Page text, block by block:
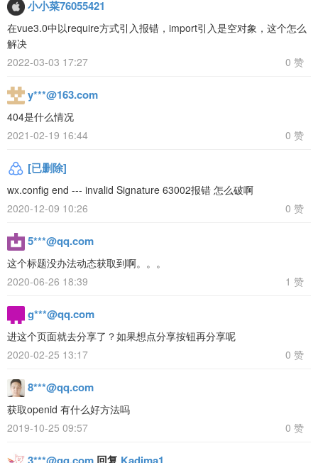
小小菜76055421
在vue3.0中以require方式引入报错，import引入是空对象，这个怎么
解决
2022-03-03 17:27
0 赞
y***@163.com
404是什么情况
2021-02-19 16:44
0 赞
[已删除]
wx.config end --- invalid Signature 63002报错 怎么破啊
2020-12-09 10:26
0 赞
5***@qq.com
这个标题没办法动态获取到啊。。。
2020-06-26 18:39
1 赞
g***@qq.com
进这个页面就去分享了？如果想点分享按钮再分享呢
2020-02-25 13:17
0 赞
8***@qq.com
获取openid 有什么好方法吗
2019-10-25 09:57
0 赞